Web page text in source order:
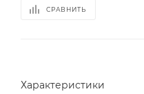
СРАВНИТЬ
Характеристики